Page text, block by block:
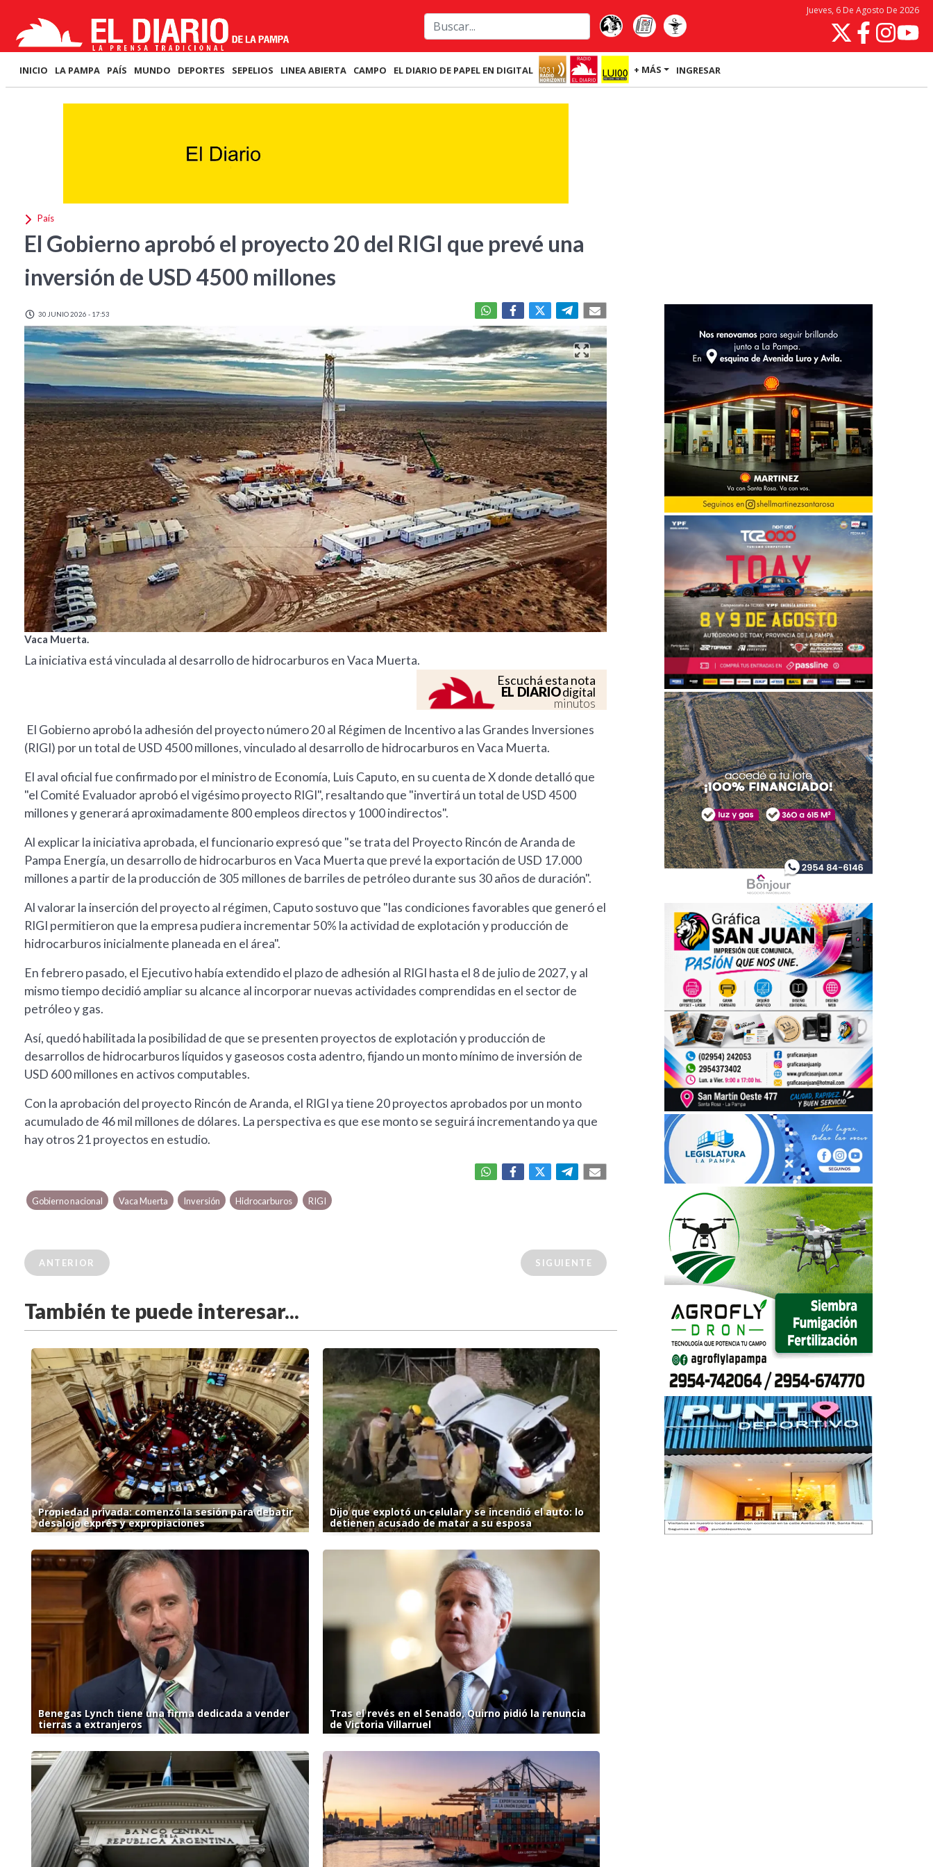
Jueves, 6 De Agosto De 2026
INICIO LA PAMPA PAÍS MUNDO DEPORTES SEPELIOS LINEA ABIERTA CAMPO EL DIARIO DE PAPEL EN DIGITAL + MÁS INGRESAR
País
El Gobierno aprobó el proyecto 20 del RIGI que prevé una
inversión de USD 4500 millones
30 JUNIO 2026 - 17:53
Vaca Muerta.
La iniciativa está vinculada al desarrollo de hidrocarburos en Vaca Muerta.
Escuchá esta nota
EL DIARIOdigital
minutos
El Gobierno aprobó la adhesión del proyecto número 20 al Régimen de Incentivo a las Grandes Inversiones
(RIGI) por un total de USD 4500 millones, vinculado al desarrollo de hidrocarburos en Vaca Muerta.
El aval oficial fue confirmado por el ministro de Economía, Luis Caputo, en su cuenta de X donde detalló que
"el Comité Evaluador aprobó el vigésimo proyecto RIGI", resaltando que "invertirá un total de USD 4500
millones y generará aproximadamente 800 empleos directos y 1000 indirectos".
Al explicar la iniciativa aprobada, el funcionario expresó que "se trata del Proyecto Rincón de Aranda de
Pampa Energía, un desarrollo de hidrocarburos en Vaca Muerta que prevé la exportación de USD 17.000
millones a partir de la producción de 305 millones de barriles de petróleo durante sus 30 años de duración".
Al valorar la inserción del proyecto al régimen, Caputo sostuvo que "las condiciones favorables que generó el
RIGI permitieron que la empresa pudiera incrementar 50% la actividad de explotación y producción de
hidrocarburos inicialmente planeada en el área".
En febrero pasado, el Ejecutivo había extendido el plazo de adhesión al RIGI hasta el 8 de julio de 2027, y al
mismo tiempo decidió ampliar su alcance al incorporar nuevas actividades comprendidas en el sector de
petróleo y gas.
Así, quedó habilitada la posibilidad de que se presenten proyectos de explotación y producción de
desarrollos de hidrocarburos líquidos y gaseosos costa adentro, fijando un monto mínimo de inversión de
USD 600 millones en activos computables.
Con la aprobación del proyecto Rincón de Aranda, el RIGI ya tiene 20 proyectos aprobados por un monto
acumulado de 46 mil millones de dólares. La perspectiva es que ese monto se seguirá incrementando ya que
hay otros 21 proyectos en estudio.
Gobierno nacional Vaca Muerta Inversión Hidrocarburos RIGI
ANTERIOR SIGUIENTE
También te puede interesar...
Propiedad privada: comenzó la sesión para debatir
desalojo exprés y expropiaciones
Dijo que explotó un celular y se incendió el auto: lo
detienen acusado de matar a su esposa
Benegas Lynch tiene una firma dedicada a vender
tierras a extranjeros
Tras el revés en el Senado, Quirno pidió la renuncia
de Victoria Villarruel